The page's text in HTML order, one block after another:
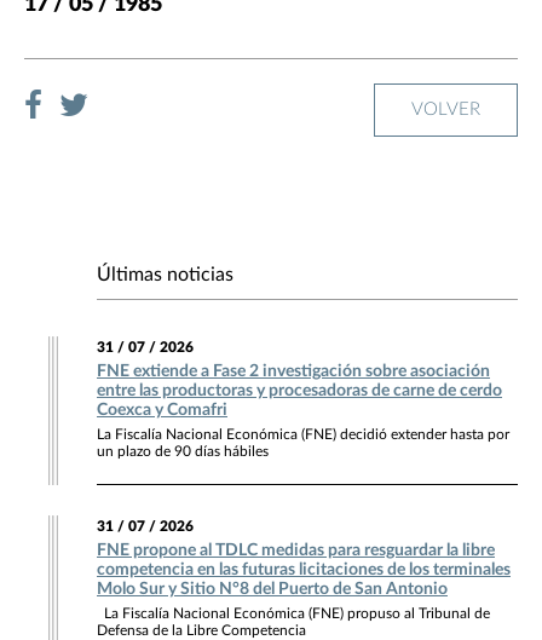
17 / 05 / 1985
VOLVER
Últimas noticias
31 / 07 / 2026
FNE extiende a Fase 2 investigación sobre asociación
entre las productoras y procesadoras de carne de cerdo
Coexca y Comafri
La Fiscalía Nacional Económica (FNE) decidió extender hasta por
un plazo de 90 días hábiles
31 / 07 / 2026
FNE propone al TDLC medidas para resguardar la libre
competencia en las futuras licitaciones de los terminales
Molo Sur y Sitio N°8 del Puerto de San Antonio
La Fiscalía Nacional Económica (FNE) propuso al Tribunal de
Defensa de la Libre Competencia